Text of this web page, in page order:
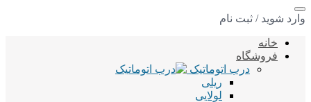
وارد شوید / ثبت نام
خانه
فروشگاه
درب اتوماتیک
ریلی
لولایی